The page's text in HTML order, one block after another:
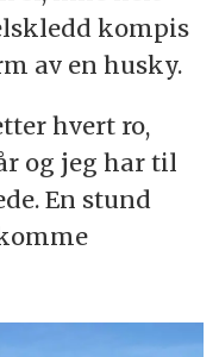
kompis
av en husky.
hvert ro,
og jeg har til
En stund